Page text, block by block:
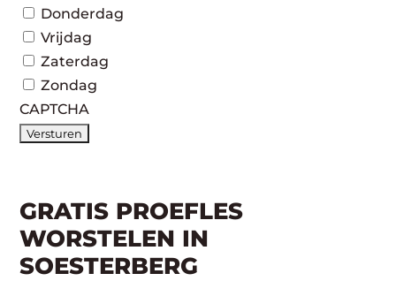
Donderdag
Vrijdag
Zaterdag
Zondag
CAPTCHA
GRATIS PROEFLES
WORSTELEN IN
SOESTERBERG